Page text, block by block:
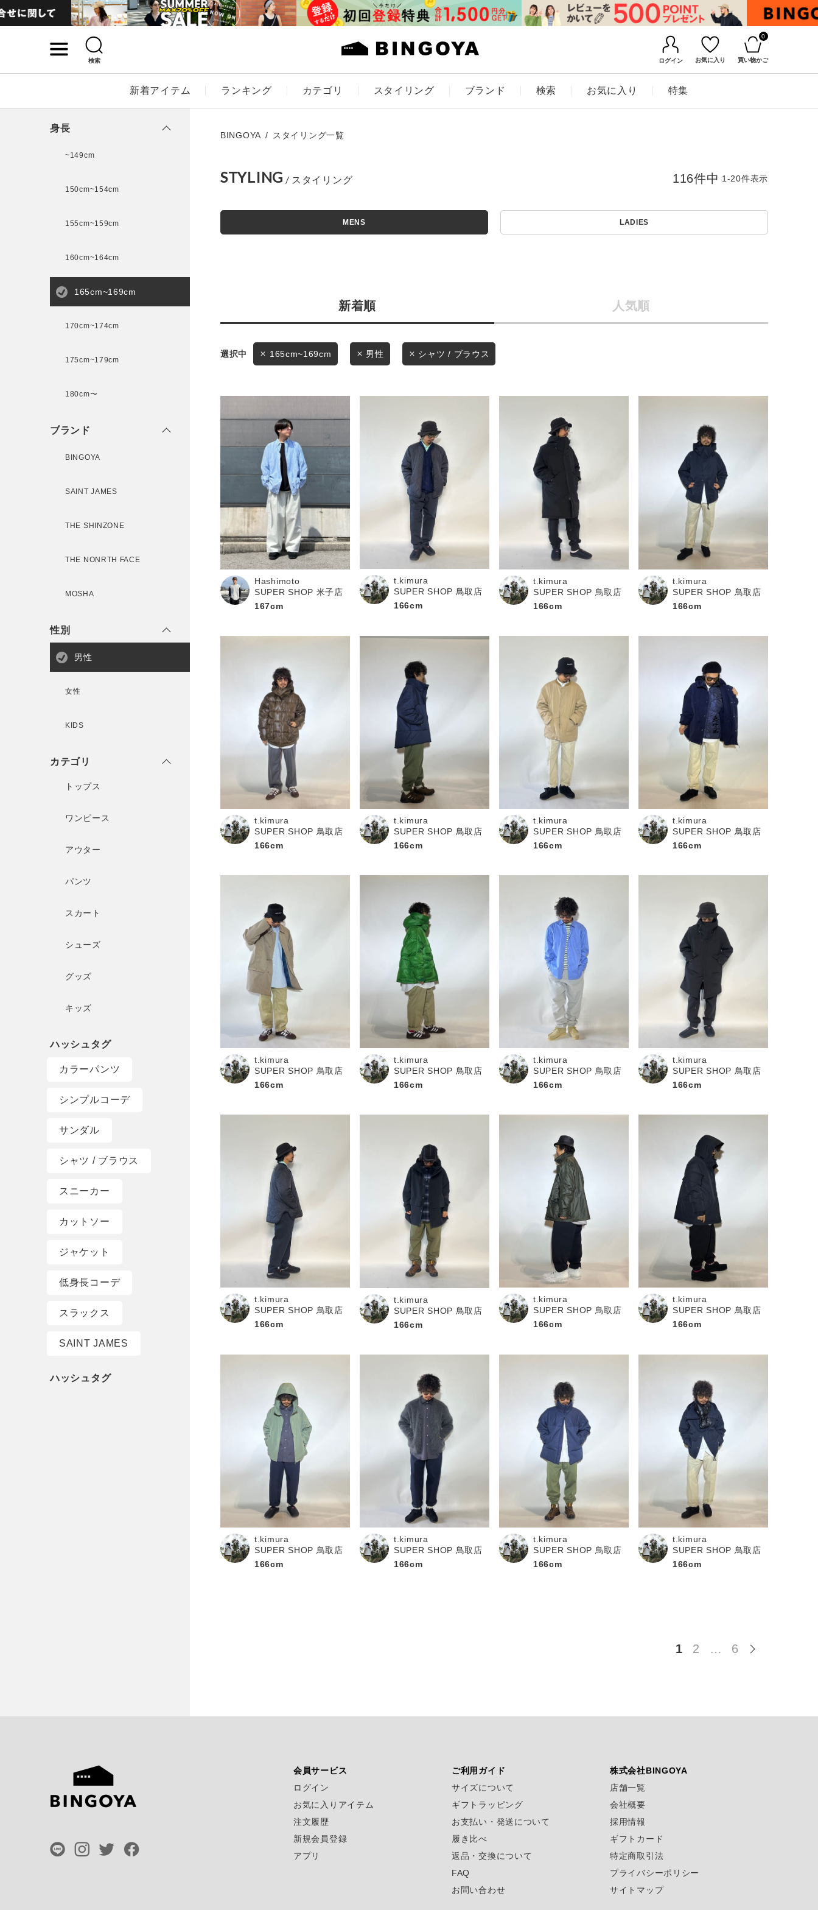
検索 ログイン お気に入り
0
買い物かご
新着アイテム ランキング カテゴリ スタイリング ブランド 検索 お気に入り 特集
ログイン / マイページ
条件絞り込み検索
カテゴリから探す
スタイリングから探す
ブランドから探す
店舗一覧
会社概要
お知らせ・ご利用ガイド
お知らせ
ご利用ガイド
ギフトラッピング
お問い合わせ
BINGOYA
無料公式アプリダウンロード
キーワード
価格
セール価格
在庫
在庫なし含む
この条件で絞り込む
身長
~149cm
150cm~154cm
155cm~159cm
160cm~164cm
165cm~169cm
170cm~174cm
175cm~179cm
180cm〜
ブランド
BINGOYA
SAINT JAMES
THE SHINZONE
THE NONRTH FACE
MOSHA
性別
男性
女性
KIDS
カテゴリ
トップス
ワンピース
アウター
パンツ
スカート
シューズ
グッズ
キッズ
カラーパンツ
シンプルコーデ
サンダル
シャツ / ブラウス
スニーカー
カットソー
ジャケット
低身長コーデ
スラックス
SAINT JAMES
BINGOYA スタイリング一覧
STYLING
MENS LADIES
新着順 人気順
116件中 1-20件表示
165cm~169cm 男性 シャツ / ブラウス
Hashimoto
SUPER SHOP 米子店
167cm
t.kimura
SUPER SHOP 鳥取店
166cm
t.kimura
SUPER SHOP 鳥取店
166cm
t.kimura
SUPER SHOP 鳥取店
166cm
t.kimura
SUPER SHOP 鳥取店
166cm
t.kimura
SUPER SHOP 鳥取店
166cm
t.kimura
SUPER SHOP 鳥取店
166cm
t.kimura
SUPER SHOP 鳥取店
166cm
t.kimura
SUPER SHOP 鳥取店
166cm
t.kimura
SUPER SHOP 鳥取店
166cm
t.kimura
SUPER SHOP 鳥取店
166cm
t.kimura
SUPER SHOP 鳥取店
166cm
t.kimura
SUPER SHOP 鳥取店
166cm
t.kimura
SUPER SHOP 鳥取店
166cm
t.kimura
SUPER SHOP 鳥取店
166cm
t.kimura
SUPER SHOP 鳥取店
166cm
t.kimura
SUPER SHOP 鳥取店
166cm
t.kimura
SUPER SHOP 鳥取店
166cm
t.kimura
SUPER SHOP 鳥取店
166cm
t.kimura
SUPER SHOP 鳥取店
166cm
1 2 … 6
会員サービス
ログイン
お気に入りアイテム
注文履歴
新規会員登録
アプリ
ご利用ガイド
サイズについて
ギフトラッピング
お支払い・発送について
履き比べ
返品・交換について
FAQ
お問い合わせ
株式会社BINGOYA
店舗一覧
会社概要
採用情報
ギフトカード
特定商取引法
プライバシーポリシー
サイトマップ